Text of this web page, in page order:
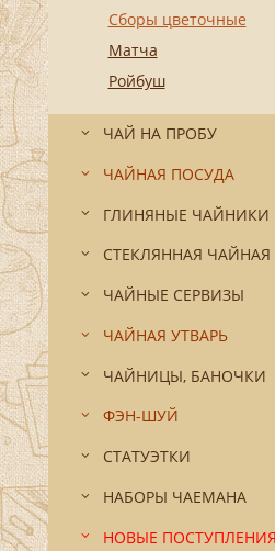
Сборы цветочные
Матча
Ройбуш
ЧАЙ НА ПРОБУ
ЧАЙНАЯ ПОСУДА
ГЛИНЯНЫЕ ЧАЙНИКИ
СТЕКЛЯННАЯ
ЧАЙНЫЕ СЕРВИЗЫ
ЧАЙНАЯ УТВАРЬ
ЧАЙНИЦЫ, БАНОЧКИ
ФЭН-ШУЙ
СТАТУЭТКИ
НАБОРЫ ЧАЕМАНА
НОВЫЕ ПОСТУПЛЕНИЯ